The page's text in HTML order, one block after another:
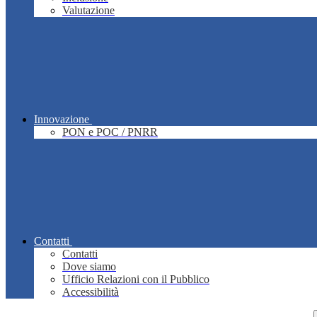
Valutazione
Innovazione
PON e POC / PNRR
Contatti
Contatti
Dove siamo
Ufficio Relazioni con il Pubblico
Accessibilità